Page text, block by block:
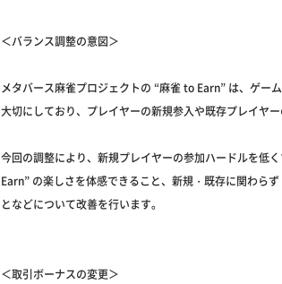
＜バランス調整の意図＞
メタバース麻雀プロジェクトの “麻雀 to Earn” は、ゲー
大切にしており、プレイヤーの新規参入や既存プレイヤ
今回の調整により、新規プレイヤーの参加ハードルを低
Earn” の楽しさを体感できること、新規・既存に関わら
となどについて改善を行います。
＜取引ボーナスの変更＞